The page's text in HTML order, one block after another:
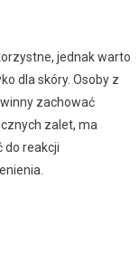
jednak warto
dla skóry. Osoby z
zachować
zalet, ma
do reakcji